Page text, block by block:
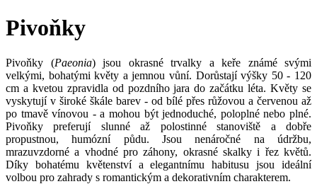
Pivoňky
Pivoňky (Paeonia) jsou okrasné trvalky a keře známé svými
velkými, bohatými květy a jemnou vůní. Dorůstají výšky 50 - 120
cm a kvetou zpravidla od pozdního jara do začátku léta. Květy se
vyskytují v široké škále barev - od bílé přes růžovou a červenou až
po tmavě vínovou - a mohou být jednoduché, poloplné nebo plné.
Pivoňky preferují slunné až polostinné stanoviště a dobře
propustnou, humózní půdu. Jsou nenáročné na údržbu,
mrazuvzdorné a vhodné pro záhony, okrasné skalky i řez květů.
Díky bohatému květenství a elegantnímu habitusu jsou ideální
volbou pro zahrady s romantickým a dekorativním charakterem.